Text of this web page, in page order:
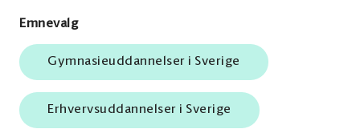
Emnevalg
Gymnasieuddannelser i Sverige
Erhvervsuddannelser i Sverige